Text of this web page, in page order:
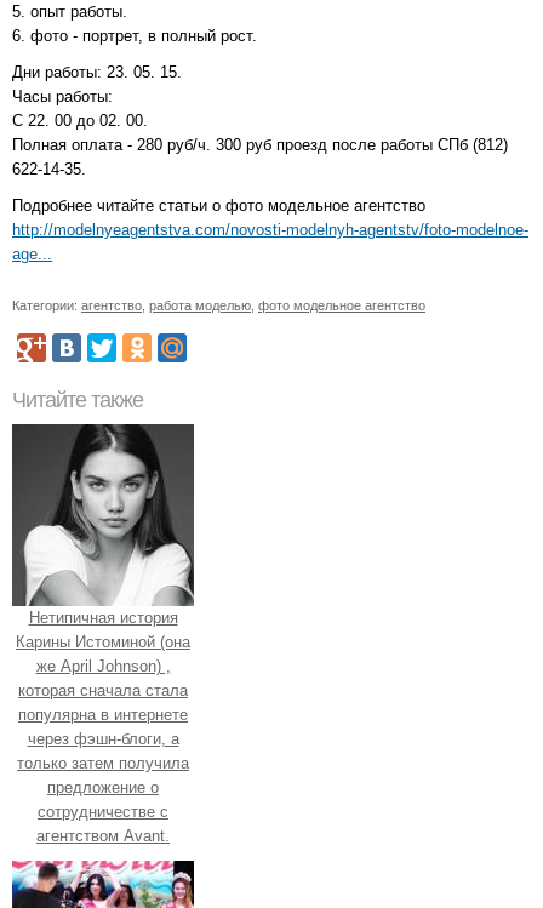
5. опыт работы.
6. фото - портрет, в полный рост.
Дни работы: 23. 05. 15.
Часы работы:
С 22. 00 до 02. 00.
Полная оплата - 280 руб/ч. 300 руб проезд после работы СПб (812)
622-14-35.
Подробнее читайте статьи о фото модельное агентство
http://modelnyeagentstva.com/novosti-modelnyh-agentstv/foto-modelnoe-
age...
Категории: агентство работа моделью фото модельное агентство
Читайте также
Нетипичная история
Карины Истоминой (она
же April Johnson) ,
которая сначала стала
популярна в интернете
через фэшн-блоги, а
только затем получила
предложение о
сотрудничестве с
агентством Avant.